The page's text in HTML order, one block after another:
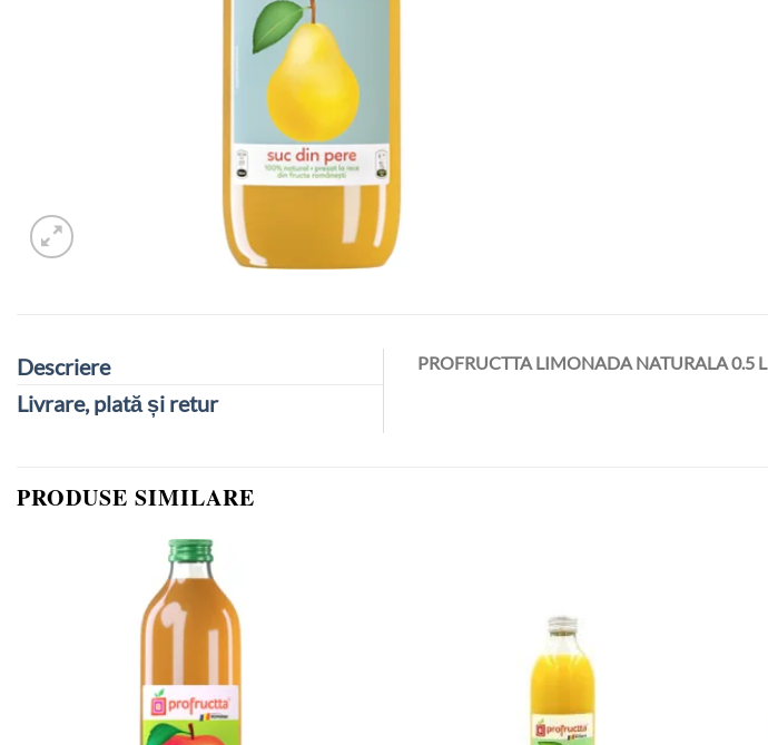
Descriere
Livrare, plată și retur
PROFRUCTTA LIMONADA NATURALA 0.5 L
PRODUSE SIMILARE